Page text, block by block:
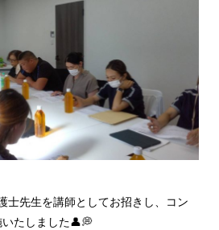
士先生を講師としてお招きし、コン
たしました👤💭